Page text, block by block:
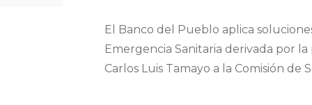
El Banco del Pueblo aplica
Emergencia Sanitaria derivada por
Carlos Luis Tamayo a la Comisión